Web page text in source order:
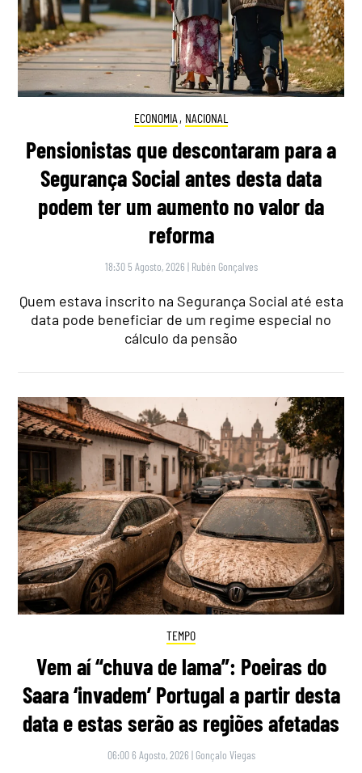
ECONOMIA , NACIONAL
Pensionistas que descontaram para a
Segurança Social antes desta data
podem ter um aumento no valor da
reforma
18:30 5 Agosto, 2026 | Rubén Gonçalves
Quem estava inscrito na Segurança Social até esta
data pode beneficiar de um regime especial no
cálculo da pensão
TEMPO
Vem aí “chuva de lama”: Poeiras do
Saara ‘invadem’ Portugal a partir desta
data e estas serão as regiões afetadas
06:00 6 Agosto, 2026 | Gonçalo Viegas